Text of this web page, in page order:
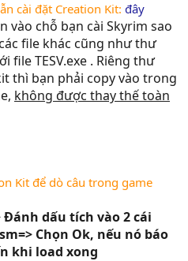
cài đặt Creation Kit: đây
vào chỗ bạn cài Skyrim sao
file khác cũng như thư
file TESV.exe . Riêng thư
thì bạn phải copy vào trong
không được thay thế toàn
Kit để dò câu trong game
Đánh dấu tích vào 2 cái
Chọn Ok, nếu nó báo
khi load xong